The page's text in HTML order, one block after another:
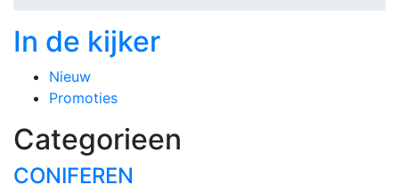
In de kijker
Nieuw
Promoties
Categorieen
CONIFEREN